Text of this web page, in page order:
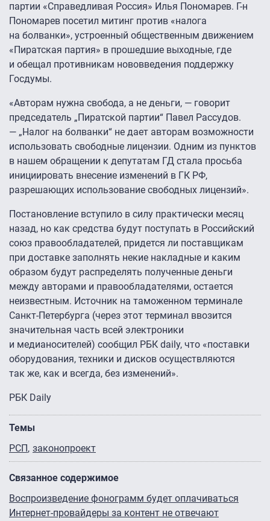
партии «Справедливая Россия» Илья Пономарев. Г-н
Пономарев посетил митинг против «налога
на болванки», устроенный общественным движением
«Пиратская партия» в прошедшие выходные, где
и обещал противникам нововведения поддержку
Госдумы.
«Авторам нужна свобода, а не деньги, — говорит
председатель „Пиратской партии“ Павел Рассудов.
— „Налог на болванки“ не дает авторам возможности
использовать свободные лицензии. Одним из пунктов
в нашем обращении к депутатам ГД стала просьба
инициировать внесение изменений в ГК РФ,
разрешающих использование свободных лицензий».
Постановление вступило в силу практически месяц
назад, но как средства будут поступать в Российский
союз правообладателей, придется ли поставщикам
при доставке заполнять некие накладные и каким
образом будут распределять полученные деньги
между авторами и правообладателями, остается
неизвестным. Источник на таможенном терминале
Санкт-Петербурга (через этот терминал ввозится
значительная часть всей электроники
и медианосителей) сообщил РБК daily, что «поставки
оборудования, техники и дисков осуществляются
так же, как и всегда, без изменений».
РБК Daily
Темы
РСП законопроект
Связанное содержимое
Воспроизведение фонограмм будет оплачиваться
Интернет-провайдеры за контент не отвечают